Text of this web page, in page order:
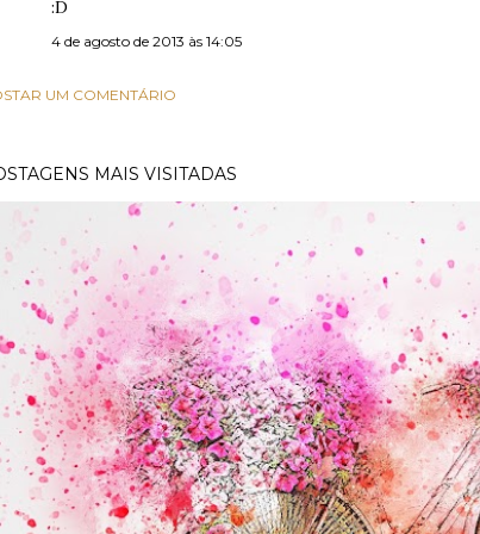
:D
4 de agosto de 2013 às 14:05
UM COMENTÁRIO
MAIS VISITADAS